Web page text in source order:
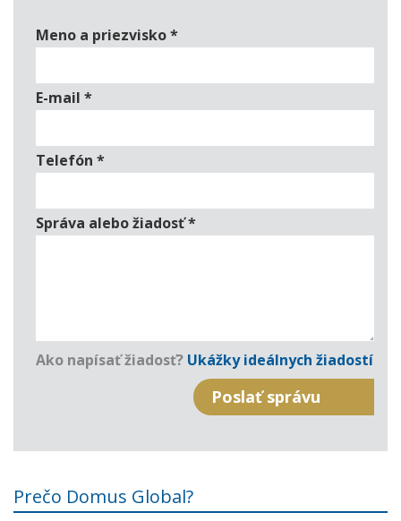
Meno a priezvisko*
E-mail *
Telefón *
Správa alebo žiadosť*
Ako napísať žiadosť? Ukážky ideálnych žiadostí
Prečo Domus Global?